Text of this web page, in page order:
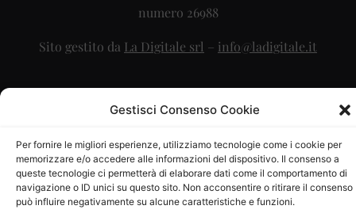
Gestisci Consenso Cookie
Per fornire le migliori esperienze, utilizziamo tecnologie come i cookie per
memorizzare e/o accedere alle informazioni del dispositivo. Il consenso a
queste tecnologie ci permetterà di elaborare dati come il comportamento di
navigazione o ID unici su questo sito. Non acconsentire o ritirare il consenso
può influire negativamente su alcune caratteristiche e funzioni.
numero 26988
Sito gestito da La Digitale srl – info@ladigitale.it